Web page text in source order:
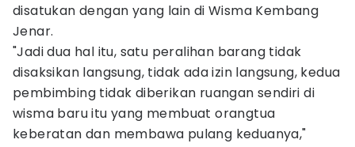
disatukan dengan yang lain di Wisma Kembang
Jenar.
"Jadi dua hal itu, satu peralihan barang tidak
disaksikan langsung, tidak ada izin langsung, kedua
pembimbing tidak diberikan ruangan sendiri di
wisma baru itu yang membuat orangtua
keberatan dan membawa pulang keduanya,"